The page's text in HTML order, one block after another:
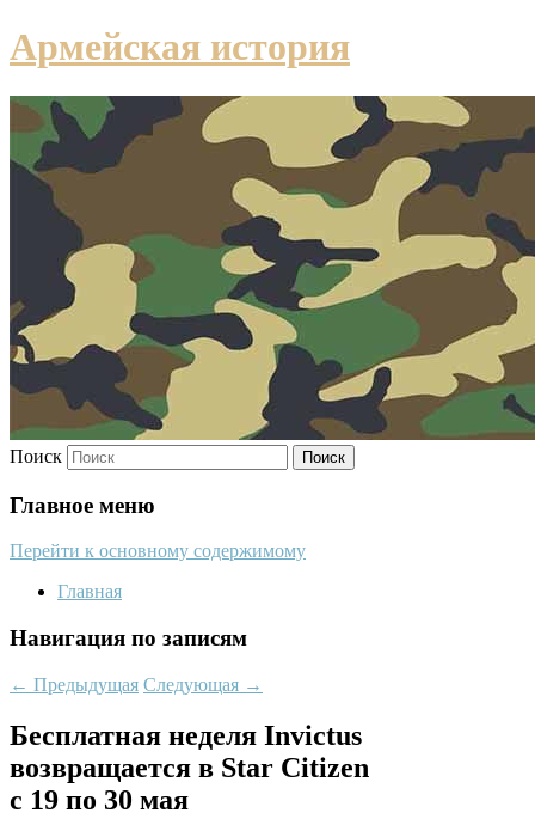
Армейская история
Поиск
Главное меню
Перейти к основному содержимому
Главная
Навигация по записям
← Предыдущая Следующая →
Бесплатная неделя Invictus
возвращается в Star Citizen
с 19 по 30 мая